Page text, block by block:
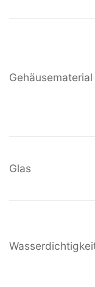
Gehäusematerial
Glas